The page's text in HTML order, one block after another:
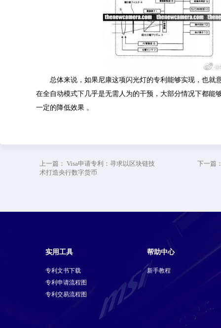
总体来说，如果尼康这项闪光灯的专利能够实现，也就
在全自动模式下几乎是无需人为的干预，大部分情况下都
一定的降低效果 。
上一篇： Visa申请专利：寻求以区块链技
术打造央行数字货币
下一篇
实用工具
专利文书下载
专利申请流程图
专利交易流程图
帮助中心
新手教程